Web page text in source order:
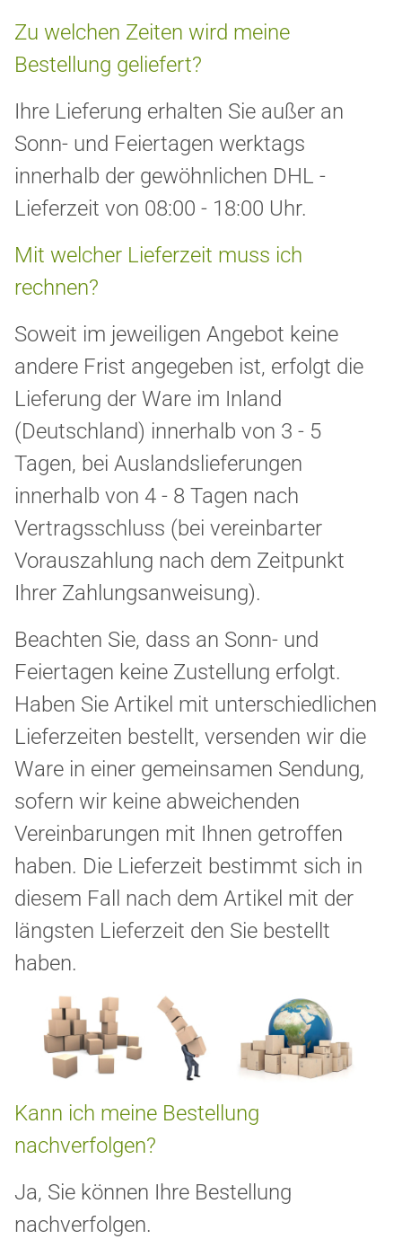
Zu welchen Zeiten wird meine
Bestellung geliefert?
Ihre Lieferung erhalten Sie außer an
Sonn- und Feiertagen werktags
innerhalb der gewöhnlichen DHL -
Lieferzeit von 08:00 - 18:00 Uhr.
Mit welcher Lieferzeit muss ich
rechnen?
Soweit im jeweiligen Angebot keine
andere Frist angegeben ist, erfolgt die
Lieferung der Ware im Inland
(Deutschland) innerhalb von 3 - 5
Tagen, bei Auslandslieferungen
innerhalb von 4 - 8 Tagen nach
Vertragsschluss (bei vereinbarter
Vorauszahlung nach dem Zeitpunkt
Ihrer Zahlungsanweisung).
Beachten Sie, dass an Sonn- und
Feiertagen keine Zustellung erfolgt.
Haben Sie Artikel mit unterschiedlichen
Lieferzeiten bestellt, versenden wir die
Ware in einer gemeinsamen Sendung,
sofern wir keine abweichenden
Vereinbarungen mit Ihnen getroffen
haben. Die Lieferzeit bestimmt sich in
diesem Fall nach dem Artikel mit der
längsten Lieferzeit den Sie bestellt
haben.
Kann ich meine Bestellung
nachverfolgen?
Ja, Sie können Ihre Bestellung
nachverfolgen.